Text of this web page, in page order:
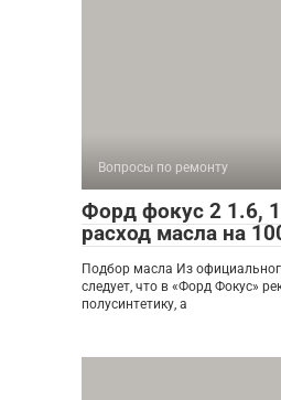
Вопросы по ремонту
Форд фокус 2 1.6,
расход масла на
Подбор масла Из
следует, что в «Форд Фокус»
полусинтетику, а